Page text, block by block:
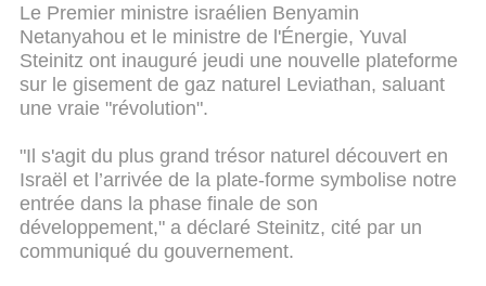
Le Premier ministre israélien Benyamin
Netanyahou et le ministre de l'Énergie, Yuval
Steinitz ont inauguré jeudi une nouvelle plateforme
sur le gisement de gaz naturel Leviathan, saluant
une vraie "révolution".
"Il s'agit du plus grand trésor naturel découvert en
Israël et l’arrivée de la plate-forme symbolise notre
entrée dans la phase finale de son
développement," a déclaré Steinitz, cité par un
communiqué du gouvernement.